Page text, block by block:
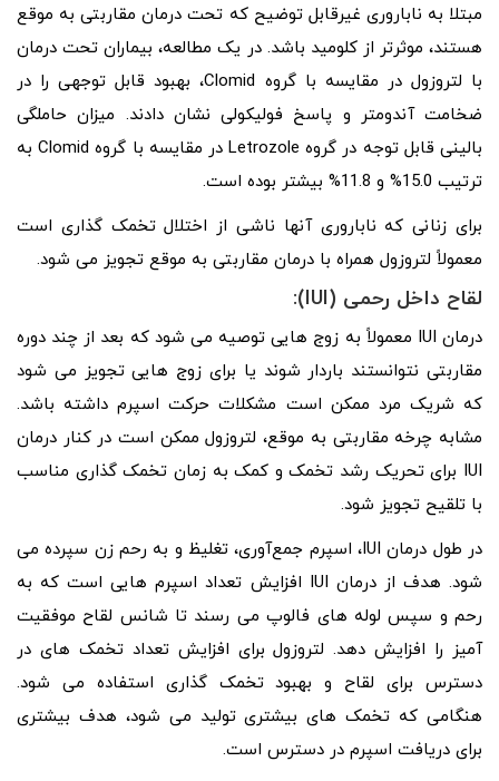
مبتلا به ناباروری غیرقابل توضیح که تحت درمان مقاربتی به موقع
هستند، موثرتر از کلومید باشد. در یک مطالعه، بیماران تحت درمان
با لتروزول در مقایسه با گروه Clomid، بهبود قابل توجهی را در
ضخامت آندومتر و پاسخ فولیکولی نشان دادند. میزان حاملگی
بالینی قابل توجه در گروه Letrozole در مقایسه با گروه Clomid به
ترتیب 15.0% و 11.8% بیشتر بوده است.
برای زنانی که ناباروری آنها ناشی از اختلال تخمک گذاری است
معمولاً لتروزول همراه با درمان مقاربتی به موقع تجویز می شود.
لقاح داخل رحمی (IUI):
درمان IUI معمولاً به زوج‌ هایی توصیه می‌ شود که بعد از چند دوره
مقاربتی نتوانستند باردار شوند یا برای زوج‌ هایی تجویز می شود
که شریک مرد ممکن است مشکلات حرکت اسپرم داشته باشد.
مشابه چرخه مقاربتی به موقع، لتروزول ممکن است در کنار درمان
IUI برای تحریک رشد تخمک و کمک به زمان تخمک گذاری مناسب
با تلقیح تجویز شود.
در طول درمان IUI، اسپرم جمع‌آوری، تغلیظ و به رحم زن سپرده می‌
شود. هدف از درمان IUI افزایش تعداد اسپرم هایی است که به
رحم و سپس لوله های فالوپ می رسند تا شانس لقاح موفقیت
آمیز را افزایش دهد. لتروزول برای افزایش تعداد تخمک های در
دسترس برای لقاح و بهبود تخمک گذاری استفاده می شود.
هنگامی که تخمک های بیشتری تولید می شود، هدف بیشتری
برای دریافت اسپرم در دسترس است.